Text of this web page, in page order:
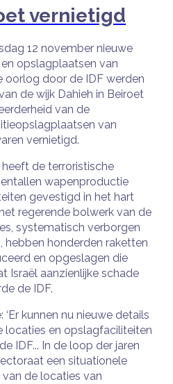
vernietigd
12 november nieuwe
opslagplaatsen van
oorlog door de IDF werden
de wijk Dahieh in Beiroet
van de
van
vernietigd.
heeft de terroristische
wapenproductie
gevestigd in het hart
regerende bolwerk van de
systematisch verborgen
hebben honderden raketten
en opgeslagen die
Israël aanzienlijke schade
de IDF.
kunnen nu nieuwe details
locaties en opslagfaciliteiten
IDF... In de loop der jaren
een situationele
de locaties van